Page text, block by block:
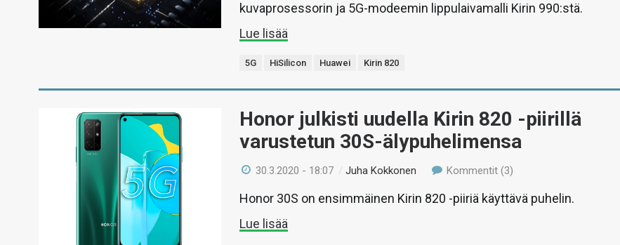
kuvaprosessorin ja 5G-modeemin lippulaivamalli Kirin 990:stä.
Lue lisää
5G HiSilicon Huawei Kirin 820
Honor julkisti uudella Kirin 820 -piirillä
varustetun 30S-älypuhelimensa
30.3.2020 - 18:07 /Juha Kokkonen Kommentit (3)
Honor 30S on ensimmäinen Kirin 820 -piiriä käyttävä puhelin.
Lue lisää